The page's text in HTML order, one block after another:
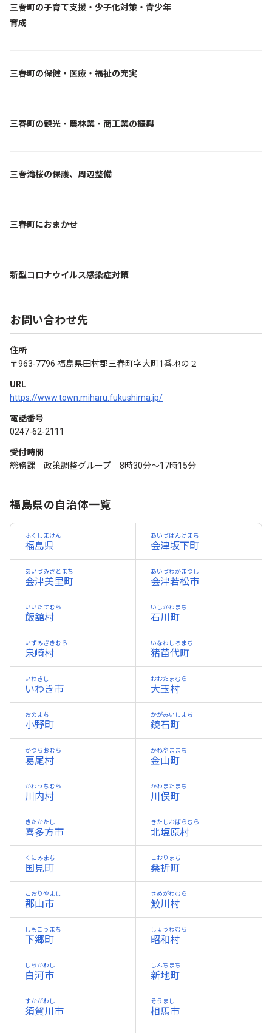
三春町の子育て支援・少子化対策・青少年
育成
三春町の保健・医療・福祉の充実
三春町の観光・農林業・商工業の振興
三春滝桜の保護、周辺整備
三春町におまかせ
新型コロナウイルス感染症対策
お問い合わせ先
住所
〒963-7796 福島県田村郡三春町字大町1番地の２
URL
https://www.town.miharu.fukushima.jp/
電話番号
0247-62-2111
受付時間
総務課 政策調整グループ 8時30分～17時15分
福島県の自治体一覧
福島県
ふくしまけん
会津坂下町
あいづばんげまち
会津美里町
あいづみさとまち
会津若松市
あいづわかまつし
飯舘村
いいたてむら
石川町
いしかわまち
泉崎村
いずみざきむら
猪苗代町
いなわしろまち
いわき市
いわきし
大玉村
おおたまむら
小野町
おのまち
鏡石町
かがみいしまち
葛尾村
かつらおむら
金山町
かねやままち
川内村
かわうちむら
川俣町
かわまたまち
喜多方市
きたかたし
北塩原村
きたしおばらむら
国見町
くにみまち
桑折町
こおりまち
郡山市
こおりやまし
鮫川村
さめがわむら
下郷町
しもごうまち
昭和村
しょうわむら
白河市
しらかわし
新地町
しんちまち
須賀川市
すかがわし
相馬市
そうまし